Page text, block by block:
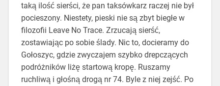
taką ilość sierści, że pan taksówkarz raczej nie był
pocieszony. Niestety, pieski nie są zbyt biegłe w
filozofii Leave No Trace. Zrzucają sierść,
zostawiając po sobie ślady. Nic to, docieramy do
Gołoszyc, gdzie zwyczajem szybko drepczących
podróżników liżę startową kropę. Ruszamy
ruchliwą i głośną drogą nr 74. Byle z niej zejść. Po